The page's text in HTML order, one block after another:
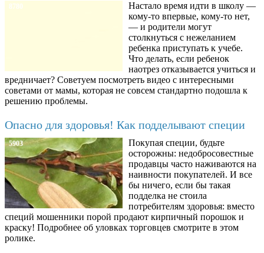
8780
Настало время идти в школу —
кому-то впервые, кому-то нет,
— и родители могут
столкнуться с нежеланием
ребенка приступать к учебе.
Что делать, если ребенок
наотрез отказывается учиться и
вредничает? Советуем посмотреть видео с интересными
советами от мамы, которая не совсем стандартно подошла к
решению проблемы.
Опасно для здоровья! Как подделывают специи
5903
Покупая специи, будьте
осторожны: недобросовестные
продавцы часто наживаются на
наивности покупателей. И все
бы ничего, если бы такая
подделка не стоила
потребителям здоровья: вместо
специй мошенники порой продают кирпичный порошок и
краску! Подробнее об уловках торговцев смотрите в этом
ролике.